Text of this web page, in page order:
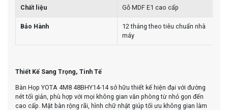
Chất liệu Gỗ MDF E1 cao cấp
Bảo Hành
12 tháng theo tiêu chuẩn nhà
máy
Thiết Kế Sang Trọng, Tinh Tế
Bàn Họp YOTA 4M8 48BHY14-14 sở hữu thiết kế hiện đại với đường
nét tối giản, phù hợp với mọi không gian văn phòng từ nhỏ gọn đến
cao cấp. Mặt bàn rộng rãi, hình chữ nhật giúp tối ưu không gian làm